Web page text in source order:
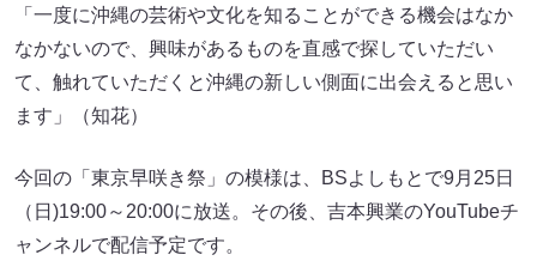
「一度に沖縄の芸術や文化を知ることができる機会はなか
なかないので、興味があるものを直感で探していただい
て、触れていただくと沖縄の新しい側面に出会えると思い
ます」（知花）
今回の「東京早咲き祭」の模様は、BSよしもとで9月25日
（日)19:00～20:00に放送。その後、吉本興業のYouTubeチ
ャンネルで配信予定です。